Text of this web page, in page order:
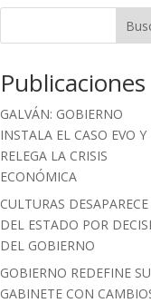
Publicaciones
GALVÁN: GOBIERNO
INSTALA EL CASO EVO Y
RELEGA LA CRISIS
ECONÓMICA
CULTURAS DESAPARECE
DEL ESTADO POR
DEL GOBIERNO
GOBIERNO REDEFINE SU
GABINETE CON